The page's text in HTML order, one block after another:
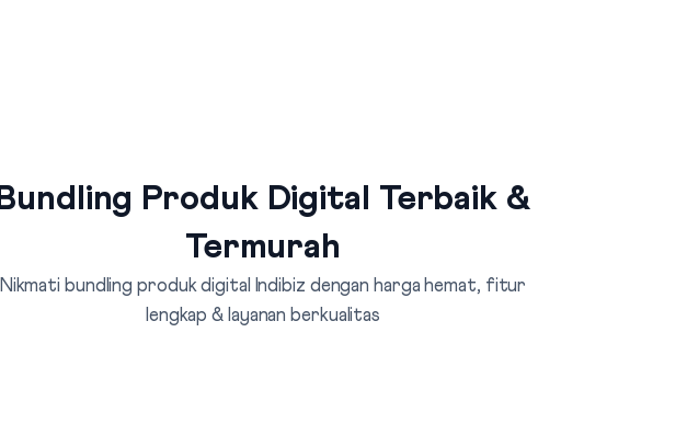
Bundling Produk Digital Terbaik &
Termurah
Nikmati bundling produk digital Indibiz dengan harga hemat, fitur
lengkap & layanan berkualitas